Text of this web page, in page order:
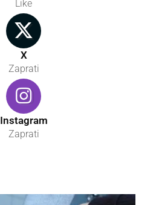
Like
X
Zaprati
Instagram
Zaprati